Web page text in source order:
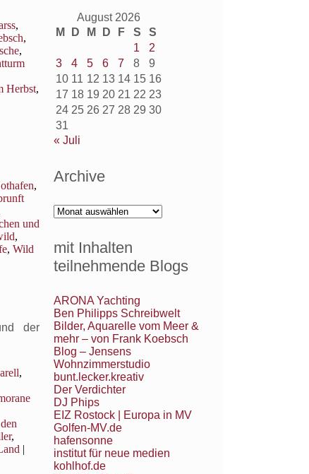
Hirschen
Darßer Ort
,
,
,
Herbst,
,
und
,
, Wild
der
,
,
|
August 2026
M
D M D F S
S
1
2
3
4 5 6 7 8
9
10 11 12 13 14 15 16
17 18 19 20 21 22 23
24 25 26 27 28 29 30
31
« Juli
Archive
Archive
mit Inhalten
teilnehmende Blogs
ARONA Yachting
Ben Philipps Schreibwelt
Bilder, Aquarelle vom Meer &
mehr – von Frank Koebsch
Blog – Jensens
Wohnzimmerstudio
bunt.lecker.kreativ
Der Verdichter
DJ Phips
EIZ Rostock | Europa in MV
Golfen-MV.de
hafensonne
institut für neue medien
kohlhof.de